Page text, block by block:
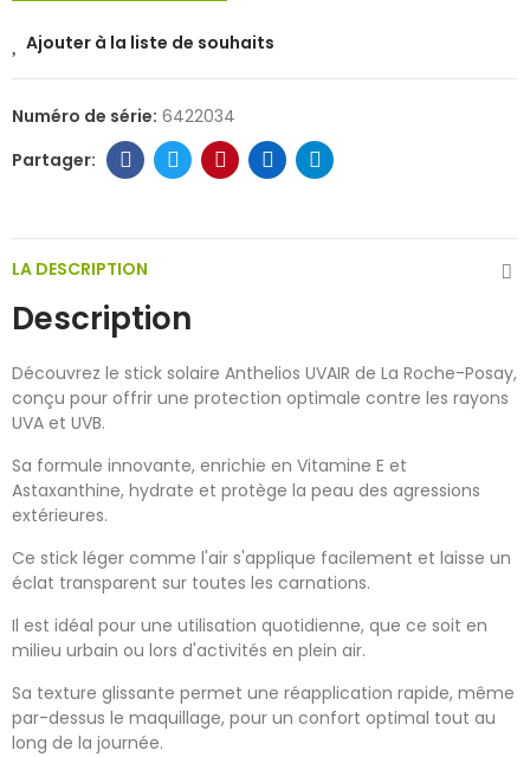
Ajouter à la liste de souhaits
Numéro de série: 6422034
LA DESCRIPTION
Description
Découvrez le stick solaire Anthelios UVAIR de La Roche-Posay,
conçu pour offrir une protection optimale contre les rayons
UVA et UVB.
Sa formule innovante, enrichie en Vitamine E et
Astaxanthine, hydrate et protège la peau des agressions
extérieures.
Ce stick léger comme l'air s'applique facilement et laisse un
éclat transparent sur toutes les carnations.
Il est idéal pour une utilisation quotidienne, que ce soit en
milieu urbain ou lors d'activités en plein air.
Sa texture glissante permet une réapplication rapide, même
par-dessus le maquillage, pour un confort optimal tout au
long de la journée.